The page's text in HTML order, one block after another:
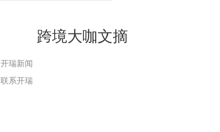
跨境大咖文摘
开瑞新闻
联系开瑞